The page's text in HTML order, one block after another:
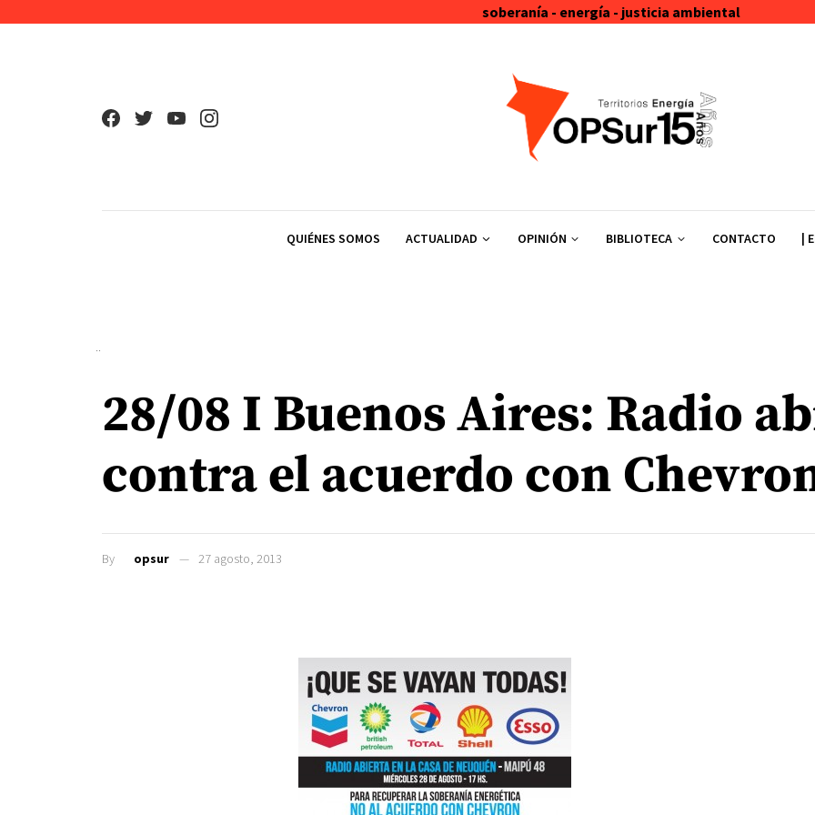
soberanía - energía - justicia ambiental
QUIÉNES SOMOS ACTUALIDAD OPINIÓN BIBLIOTECA CONTACTO |
28/08 I Buenos Aires: Radio
contra el acuerdo con
By opsur 27 agosto, 2013